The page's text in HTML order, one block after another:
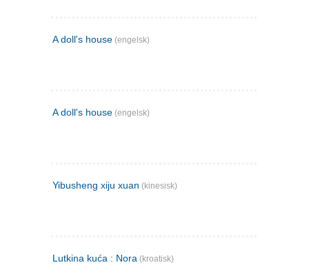
A doll's house (engelsk)
A doll's house (engelsk)
Yibusheng xiju xuan (kinesisk)
Lutkina kuća : Nora (kroatisk)